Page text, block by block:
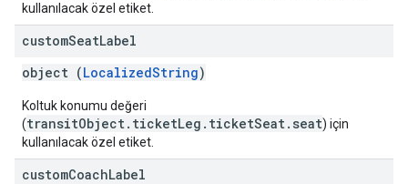
kullanılacak özel etiket.
customSeatLabel
object (LocalizedString)
Koltuk konumu değeri
(transitObject.ticketLeg.ticketSeat.seat) için
kullanılacak özel etiket.
customCoachLabel